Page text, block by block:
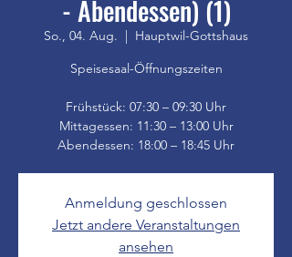
- Abendessen) (1)
So., 04. Aug.
  |
Hauptwil-Gottshaus
Speisesaal-Öffnungszeiten
Frühstück: 07:30 – 09:30 Uhr
Mittagessen: 11:30 – 13:00 Uhr
Anmeldung geschlossen
Jetzt andere Veranstaltungen
ansehen